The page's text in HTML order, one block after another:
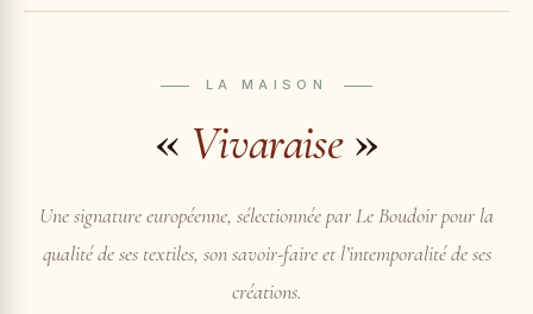
LA MAISON
« Vivaraise»
Une signature européenne, sélectionnée par Le Boudoir pour la
qualité de ses textiles, son savoir-faire et l’intemporalité de ses
créations.